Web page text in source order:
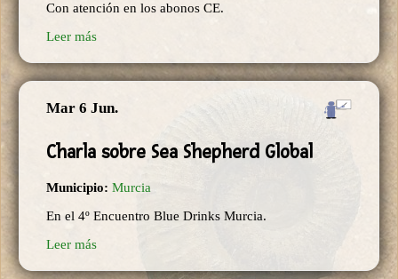
Con atención en los abonos CE.
Leer más
Mar 6 Jun.
Charla sobre Sea Shepherd Global
Municipio: Murcia
En el 4º Encuentro Blue Drinks Murcia.
Leer más